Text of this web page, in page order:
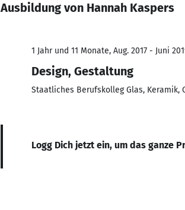
Ausbildung von Hannah Kaspers
1 Jahr und 11 Monate, Aug. 2017 - Juni
Design, Gestaltung
Staatliches Berufskolleg Glas, Keramik,
Logg Dich jetzt ein, um das ganze